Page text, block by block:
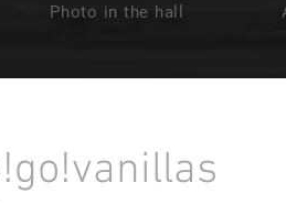
Photo in the hall